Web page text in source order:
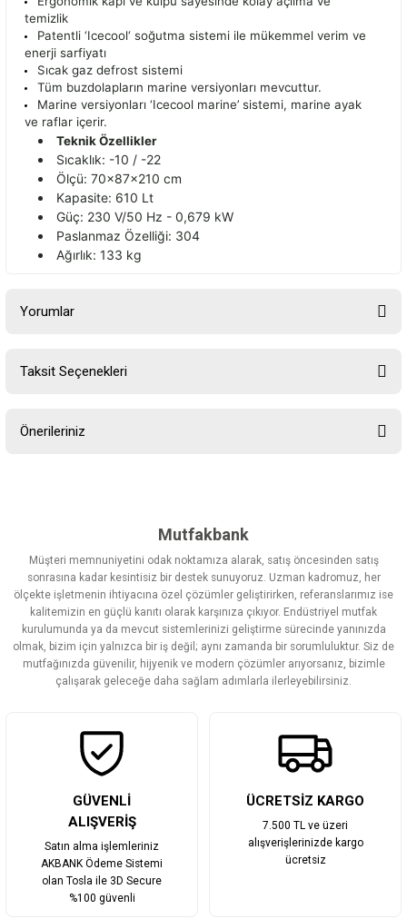
temizlik
Patentli ‘Icecool‘ soğutma sistemi ile mükemmel verim ve
enerji sarfiyatı
Sıcak gaz defrost sistemi
Tüm buzdolapların marine versiyonları mevcuttur.
Marine versiyonları ‘Icecool marine’ sistemi, marine ayak
ve raflar içerir.
Teknik Özellikler
Sıcaklık: -10 / -22
Ölçü: 70x87x210 cm
Kapasite: 610 Lt
Güç: 230 V/50 Hz - 0,679 kW
Paslanmaz Özelliği: 304
Ağırlık: 133 kg
Yorumlar
Taksit Seçenekleri
Önerileriniz
Görüş ve önerileriniz için teşekkür ederiz.
Ürün resmi kalitesiz, bozuk veya görüntülenemiyor.
Ürün açıklamasında eksik bilgiler bulunuyor.
Ürün bilgilerinde hatalar bulunuyor.
Ürün fiyatı diğer sitelerden daha pahalı.
Bu ürüne benzer farklı alternatifler olmalı.
Mutfakbank
Müşteri memnuniyetini odak noktamıza alarak, satış öncesinden satış
sonrasına kadar kesintisiz bir destek sunuyoruz. Uzman kadromuz, her
ölçekte işletmenin ihtiyacına özel çözümler geliştirirken, referanslarımız ise
kalitemizin en güçlü kanıtı olarak karşınıza çıkıyor. Endüstriyel mutfak
kurulumunda ya da mevcut sistemlerinizi geliştirme sürecinde yanınızda
olmak, bizim için yalnızca bir iş değil; aynı zamanda bir sorumluluktur. Siz de
mutfağınızda güvenilir, hijyenik ve modern çözümler arıyorsanız, bizimle
çalışarak geleceğe daha sağlam adımlarla ilerleyebilirsiniz.
GÜVENLİ
ALIŞVERİŞ
Satın alma işlemleriniz
AKBANK Ödeme Sistemi
olan Tosla ile 3D Secure
%100 güvenli
ÜCRETSİZ KARGO
7.500 TL ve üzeri
alışverişlerinizde kargo
ücretsiz